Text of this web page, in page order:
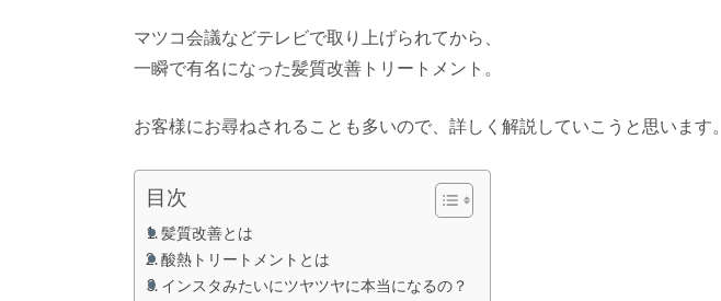
マツコ会議などテレビで取り上げられてから、
一瞬で有名になった髪質改善トリートメント。
お客様にお尋ねされることも多いので、詳しく解説していこうと思います。
目次
髪質改善とは
酸熱トリートメントとは
インスタみたいにツヤツヤに本当になるの？